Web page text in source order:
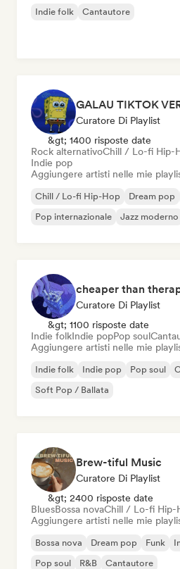
Indie folk Cantautore
GALAU TIKTOK
Curatore Di Playlist
&gt; 1400 risposte date
Rock alternativoChill / Lo-fi Hip-
Indie pop
Aggiungere artisti nelle mie
Chill / Lo-fi Hip-Hop Dream pop
Pop internazionale
Jazz moderno
cheaper than
Curatore Di Playlist
&gt; 1100 risposte date
Indie folkIndie popPop soul
Aggiungere artisti nelle mie
Indie folk Indie pop Pop soul
Soft Pop / Ballata
Brew-tiful Music
Curatore Di Playlist
&gt; 2400 risposte date
BluesBossa novaChill / Lo-fi Hip-
Aggiungere artisti nelle mie
Bossa nova Dream pop Funk
Pop soul
R&B Cantautore